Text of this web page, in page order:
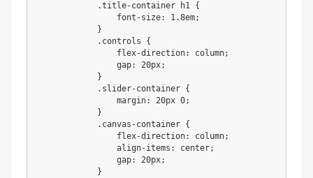
            .title-container h1 {
                font-size: 1.8em;
            }
            .controls {
                flex-direction: column;
                gap: 20px;
            }
            .slider-container {
                margin: 20px 0;
            }
            .canvas-container {
                flex-direction: column;
                align-items: center;
                gap: 20px;
            }